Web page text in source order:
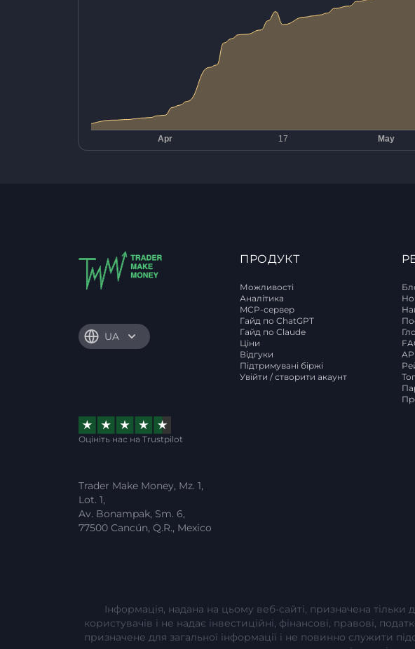
UA
Оцініть нас на Trustpilot
Trader Make Money, Mz. 1,
Lot. 1,
Av. Bonampak, Sm. 6,
77500 Cancún, Q.R., Mexico
ПРОДУКТ
Можливості
Аналітика
MCP-сервер
Гайд по ChatGPT
Гайд по Claude
Ціни
Відгуки
Підтримувані біржі
Увійти / створити акаунт
Інформація, надана на цьому веб-сайті, призначена
користувачів і не надає інвестиційні, фінансові, правові,
призначене для загальної інформації і не повинно служити